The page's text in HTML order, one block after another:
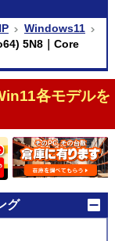
Windows11
5N8｜Core
各モデルを
グ